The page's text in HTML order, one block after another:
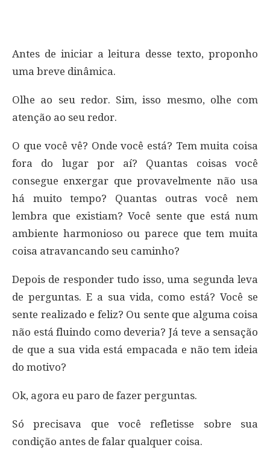
Antes de iniciar a leitura desse texto, proponho
uma breve dinâmica.
Olhe ao seu redor. Sim, isso mesmo, olhe com
atenção ao seu redor.
O que você vê? Onde você está? Tem muita coisa
fora do lugar por aí? Quantas coisas você
consegue enxergar que provavelmente não usa
há muito tempo? Quantas outras você nem
lembra que existiam? Você sente que está num
ambiente harmonioso ou parece que tem muita
coisa atravancando seu caminho?
Depois de responder tudo isso, uma segunda leva
de perguntas. E a sua vida, como está? Você se
sente realizado e feliz? Ou sente que alguma coisa
não está fluindo como deveria? Já teve a sensação
de que a sua vida está empacada e não tem ideia
do motivo?
Ok, agora eu paro de fazer perguntas.
Só precisava que você refletisse sobre sua
condição antes de falar qualquer coisa.